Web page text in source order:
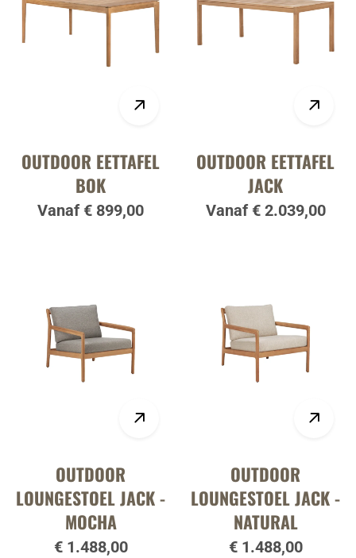
OUTDOOR EETTAFEL
BOK
Vanaf € 899,00
OUTDOOR EETTAFEL
JACK
Vanaf € 2.039,00
OUTDOOR
LOUNGESTOEL JACK -
MOCHA
€ 1.488,00
OUTDOOR
LOUNGESTOEL JACK -
NATURAL
€ 1.488,00